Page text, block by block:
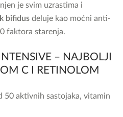
je svim uzrastima i
bifidus deluje kao moćni anti-
faktora starenja.
– NAJBOLJI
C I RETINOLOM
50 aktivnih sastojaka, vitamin